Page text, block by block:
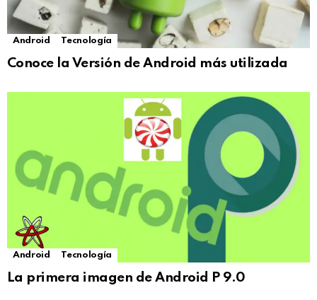
Android Tecnología
Conoce la Versión de Android más utilizada
Android Tecnología
La primera imagen de Android P 9.0